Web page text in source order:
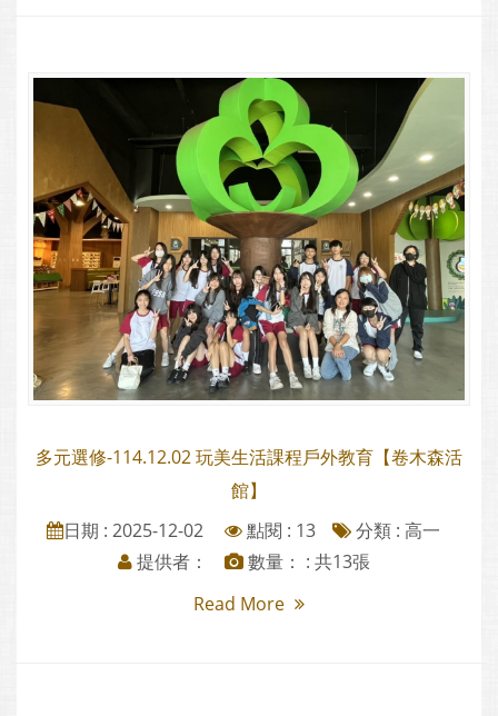
多元選修-114.12.02 玩美生活課程戶外教育【卷木森活
館】
日期 : 2025-12-02
點閱 : 13 分類 : 高一
提供者：
數量： : 共13張
Read More